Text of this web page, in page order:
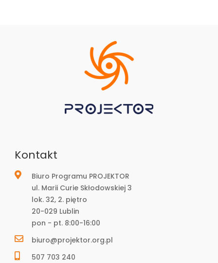
Kontakt
Biuro Programu PROJEKTOR
ul. Marii Curie Skłodowskiej 3
lok. 32, 2. piętro
20-029 Lublin
pon - pt. 8:00-16:00
biuro@projektor.org.pl
507 703 240